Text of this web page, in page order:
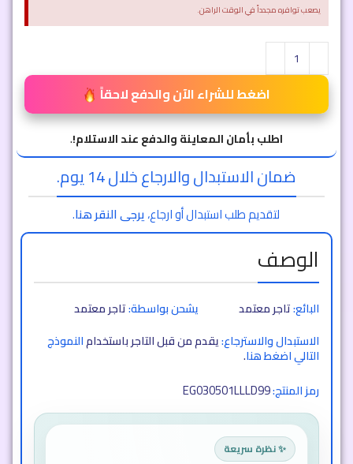
يصعب توافره مجدداً في الوقت الراهن.
اضغط للشراء الآن والدفع لاحقاً
اطلب بأمان المعاينة والدفع عند الاستلام!.
ضمان الاستبدال والارجاع خلال 14 يوم.
لتقديم طلب استبدال أو ارجاع،يرجى النقر هنا.
الوصف
البائع:تاجر معتمد يشحن بواسطة:تاجر معتمد
الاستبدال والاسترجاع:يقدم من قبل التاجر باستخدامالنموذج
التالي اضغط هنا.
رمز المنتج:EG030501LLLD99
✨ نظرة سريعة